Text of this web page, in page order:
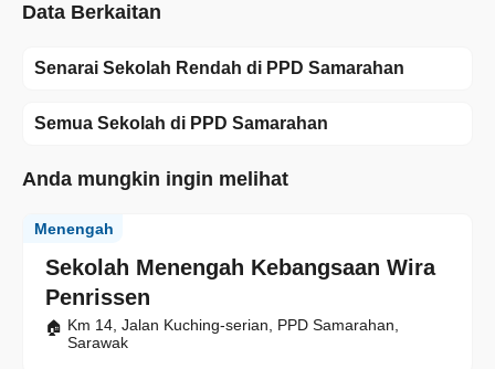
Data Berkaitan
Senarai Sekolah Rendah di PPD Samarahan
Semua Sekolah di PPD Samarahan
Anda mungkin ingin melihat
Sekolah Menengah Kebangsaan Wira
Penrissen
Menengah
Km 14, Jalan Kuching-serian, PPD Samarahan,
Sarawak